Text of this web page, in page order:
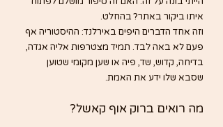
איתו ביקור באתר? בהחלט.
וזה אחד הדברים היפים באירלנד: ההיסטוריה אף
פעם לא באה לבד. תמיד מצטרפות אליה אגדה,
בדיחה, קדוש, שד, פיה או שען מקומי שטוען
שסבא שלו ידע את האמת.
מה רואים ברוק אוף קאשל?